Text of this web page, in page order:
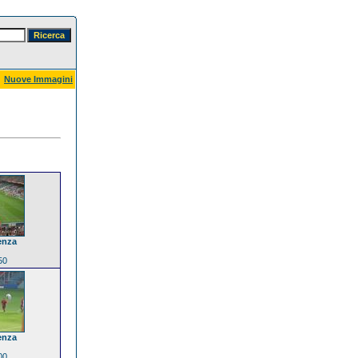
Nuove Immagini